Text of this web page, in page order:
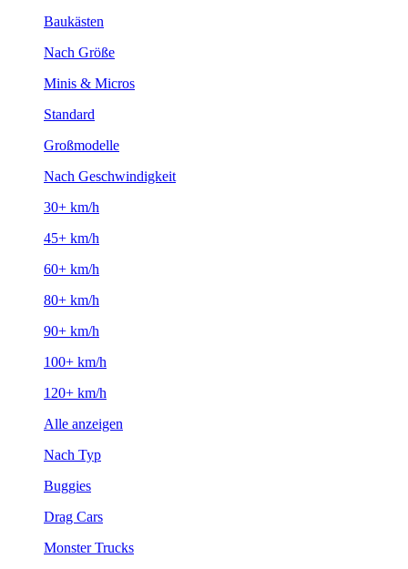
Baukästen
Nach Größe
Minis & Micros
Standard
Großmodelle
Nach Geschwindigkeit
30+ km/h
45+ km/h
60+ km/h
80+ km/h
90+ km/h
100+ km/h
120+ km/h
Alle anzeigen
Nach Typ
Buggies
Drag Cars
Monster Trucks